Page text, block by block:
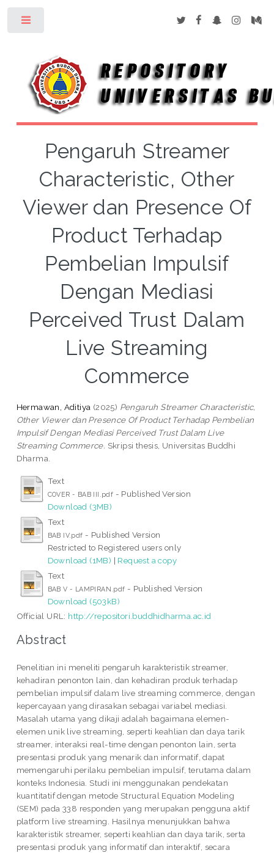
Pengaruh Streamer
Characteristic, Other
Viewer dan Presence Of
Product Terhadap
Pembelian Impulsif
Dengan Mediasi
Perceived Trust Dalam
Live Streaming
Commerce
Hermawan, Aditiya (2025) Pengaruh Streamer Characteristic,
Other Viewer dan Presence Of Product Terhadap Pembelian
Impulsif Dengan Mediasi Perceived Trust Dalam Live
Streaming Commerce. Skripsi thesis, Universitas Buddhi
Dharma.
Text
COVER - BAB III.pdf - Published Version
Download (3MB)
Text
BAB IV.pdf - Published Version
Restricted to Registered users only
Download (1MB) | Request a copy
Text
BAB V - LAMPIRAN.pdf - Published Version
Download (503kB)
Official URL: http://repositori.buddhidharma.ac.id
Abstract
Penelitian ini meneliti pengaruh karakteristik streamer,
kehadiran penonton lain, dan kehadiran produk terhadap
pembelian impulsif dalam live streaming commerce, dengan
kepercayaan yang dirasakan sebagai variabel mediasi.
Masalah utama yang dikaji adalah bagaimana elemen-
elemen unik live streaming, seperti keahlian dan daya tarik
streamer, interaksi real-time dengan penonton lain, serta
presentasi produk yang menarik dan informatif, dapat
memengaruhi perilaku pembelian impulsif, terutama dalam
konteks Indonesia. Studi ini menggunakan pendekatan
kuantitatif dengan metode Structural Equation Modeling
(SEM) pada 338 responden yang merupakan pengguna aktif
platform live streaming. Hasilnya menunjukkan bahwa
karakteristik streamer, seperti keahlian dan daya tarik, serta
presentasi produk yang informatif dan interaktif, secara